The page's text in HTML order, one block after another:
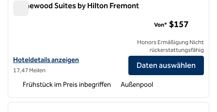
Homewood Suites by Hilton Fremont
Hoteldetails für Homewood Suites by Hilton Fremont anzeigen
Hoteldetails anzeigen
17,47 Meilen
Von* $157
Honors Ermäßigung Nicht
rückerstattungsfähig
Daten auswählen
Frühstück im Preis inbegriffen Außenpool
1 von 12